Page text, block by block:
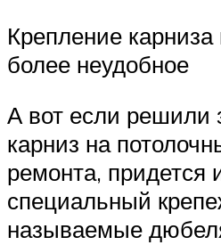
Крепление
более неудобное
А вот если решили
карниз на
ремонта, придется
специальный
называемые